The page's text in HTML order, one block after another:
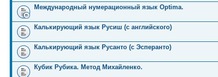
Международный нумерационный язык Optima.
Калькирующий язык Русиш (с английского)
Калькирующий язык Русанто (с Эсперанто)
Кубик Рубика. Метод Михайленко.